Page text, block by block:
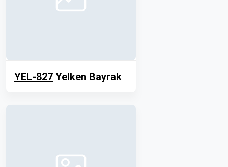
YEL-827 Yelken Bayrak